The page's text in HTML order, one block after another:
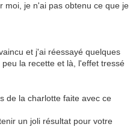
moi, je n'ai pas obtenu ce que je
et j'ai réessayé quelques
la recette et là, l'effet tressé
de la charlotte faite avec ce
un joli résultat pour votre